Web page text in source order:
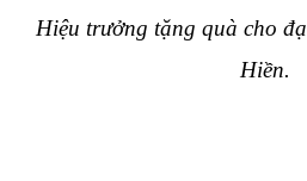
Hiệu trưởng tặng quà cho đạ
Hiền.